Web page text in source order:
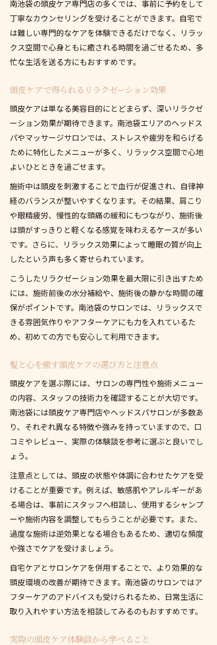
南池袋の頭皮ケア専門店の多くでは、事前に予約をして
丁寧なカウンセリングを受けることができます。自宅で
は難しい専門的なケアを体験できるだけでなく、リラッ
クス空間で心身ともに癒される時間を過ごせるため、多
忙な生活を送る方にもおすすめです。
頭皮ケアで得られるリラクゼーション効果
頭皮ケアは単なる美容目的にとどまらず、深いリラクゼ
ーション効果が期待できます。南池袋エリアのヘッドス
パやマッサージサロンでは、ストレスや疲労を和らげる
ために特化したメニューが多く、リラックス空間で心地
よいひとときを過ごせます。
施術中は頭皮を刺激することで血行が促進され、自律神
経のバランスが整いやすくなります。その結果、肩こり
や眼精疲労、慢性的な頭痛の緩和にもつながり、施術後
は頭がすっきりと軽くなる感覚を味わえるケースが多い
です。さらに、リラックス効果によって睡眠の質が向上
したという声も多く寄せられています。
こうしたリラクゼーション効果を最大限に引き出すため
には、施術前後の水分補給や、施術後の静かな時間の確
保がポイントです。南池袋のサロンでは、リラックスで
きる雰囲気作りやアフターケアにも力を入れているた
め、初めての方でも安心して利用できます。
髪と心を癒す頭皮ケアの選び方と注意点
頭皮ケアを選ぶ際には、サロンの専門性や施術メニュー
の内容、スタッフの技術力を確認することが大切です。
南池袋には頭皮ケア専門店やヘッドスパサロンが多数あ
り、それぞれ異なる特徴や強みを持っていますので、口
コミやレビュー、実際の体験談を参考に選ぶと良いでし
ょう。
注意点としては、頭皮の状態や体調に合わせたケアを受
けることが重要です。例えば、敏感肌やアレルギーがあ
る場合は、事前にスタッフへ相談し、使用するシャンプ
ーや施術内容を調整してもらうことが必要です。また、
過度な施術は逆効果となる場合もあるため、適切な頻度
や強さでケアを受けましょう。
自宅ケアとサロンケアを併用することで、より効果的な
頭皮環境の改善が期待できます。南池袋のサロンではア
フターケアのアドバイスも受けられるため、日常生活に
取り入れやすい方法を相談してみるのもおすすめです。
実際の頭皮ケア体験談から学べること